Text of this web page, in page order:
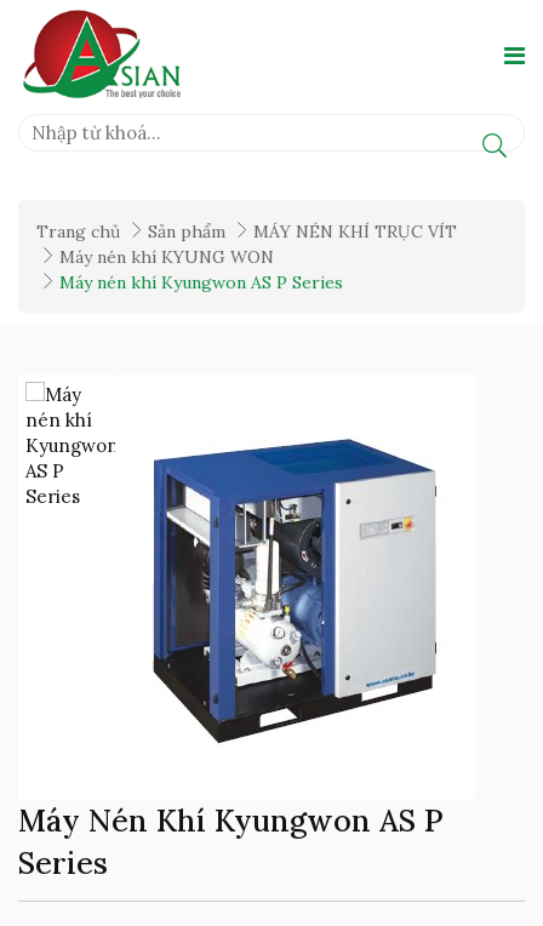
Trang chủ Sản phẩm
MÁY NÉN KHÍ TRỤC VÍT
Máy nén khí KYUNG WON
Máy nén khí Kyungwon AS P Series
Máy Nén Khí Kyungwon AS P
Series